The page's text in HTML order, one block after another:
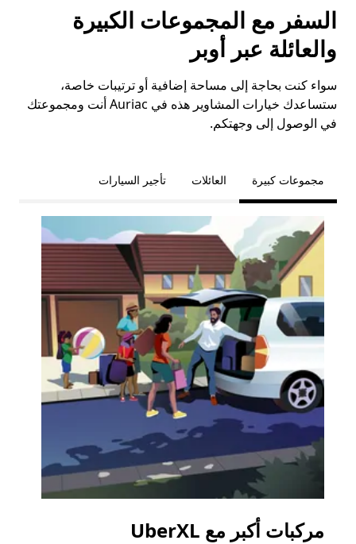
السفر مع المجموعات الكبيرة
والعائلة عبر أوبر
سواء كنت بحاجة إلى مساحة إضافية أو ترتيبات خاصة،
ستساعدك خيارات المشاوير هذه في Auriac أنت ومجموعتك
في الوصول إلى وجهتكم.
مجموعات كبيرة العائلات تأجير السيارات
مركبات أكبر مع UberXL